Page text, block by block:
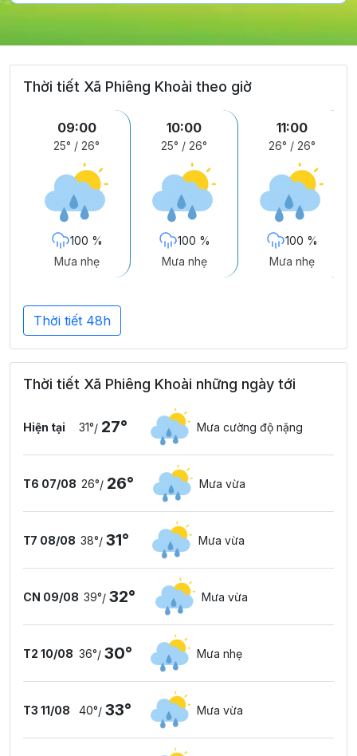
Thời tiết Xã Phiêng Khoài theo giờ
09:00
25° / 26°
100 %
Mưa nhẹ
10:00
25° / 26°
100 %
Mưa nhẹ
11:00
26° / 26°
100 %
Mưa nhẹ
Thời tiết 48h
Thời tiết Xã Phiêng Khoài những ngày tới
Hiện tại 31°/ 27° Mưa cường độ nặng
T6 07/08 26°/ 26° Mưa vừa
T7 08/08 38°/ 31° Mưa vừa
CN 09/08 39°/ 32° Mưa vừa
T2 10/08 36°/ 30° Mưa nhẹ
T3 11/08 40°/ 33° Mưa vừa